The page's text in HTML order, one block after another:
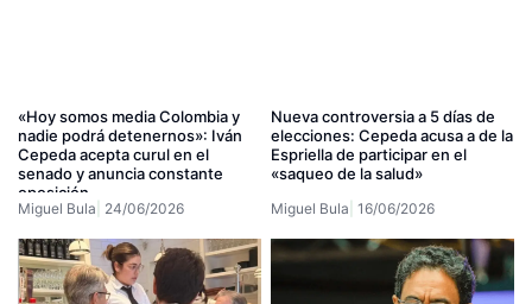
«Hoy somos media Colombia y
nadie podrá detenernos»: Iván
Cepeda acepta curul en el
senado y anuncia constante
oposición
Miguel Bula 24/06/2026
Nueva controversia a 5 días de
elecciones: Cepeda acusa a de la
Espriella de participar en el
«saqueo de la salud»
Miguel Bula 16/06/2026